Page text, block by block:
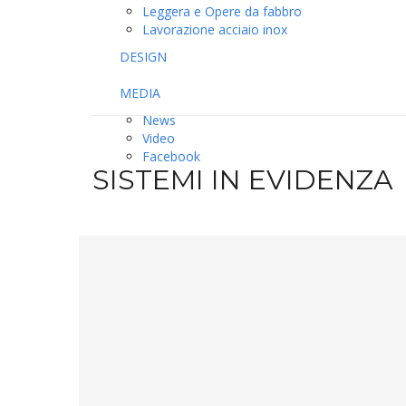
Leggera e Opere da fabbro
Lavorazione acciaio inox
DESIGN
MEDIA
News
Video
Facebook
SISTEMI IN EVIDENZA